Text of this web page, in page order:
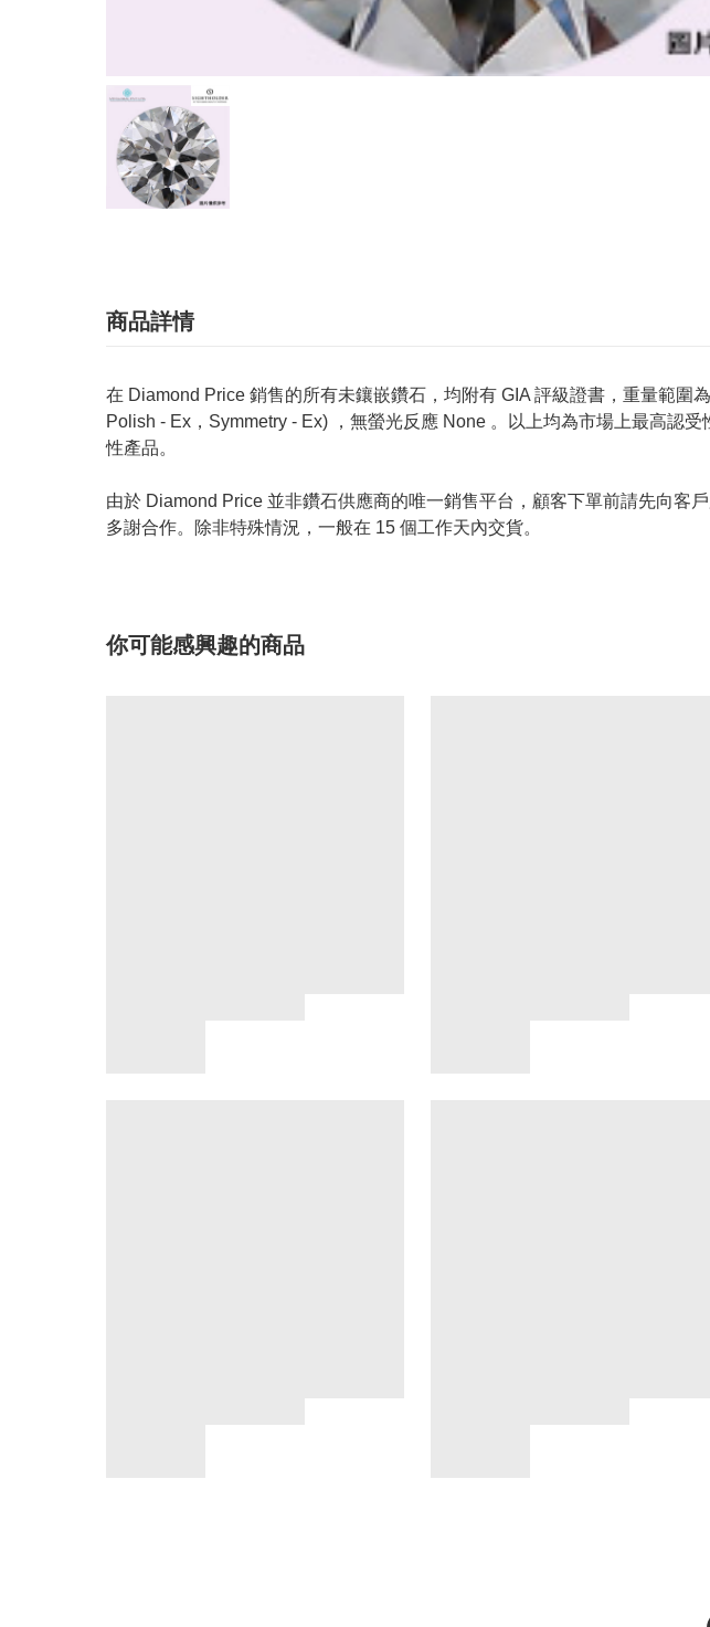
商品詳情
在 Diamond Price 銷售的所有未鑲嵌鑽石，均附有 GIA 評級證書，重量範圍
Polish - Ex，Symmetry - Ex) ，無螢光反應 None 。以上均為市場上最高認
性產品。
由於 Diamond Price 並非鑽石供應商的唯一銷售平台，顧客下單前請先向客
多謝合作。除非特殊情況，一般在 15 個工作天內交貨。
你可能感興趣的商品